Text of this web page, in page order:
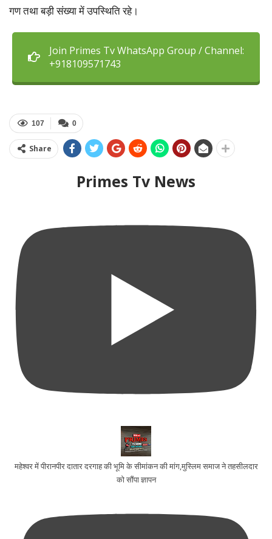
गण तथा बड़ी संख्या में उपस्थिति रहे।
Join Primes Tv WhatsApp Group / Channel:
+918109571743
0
107
Share
Primes Tv News
महेश्वर में पीरानपीर दातार दरगाह की भूमि के सीमांकन की मांग,मुस्लिम समाज ने तहसीलदार
को सौंपा ज्ञापन